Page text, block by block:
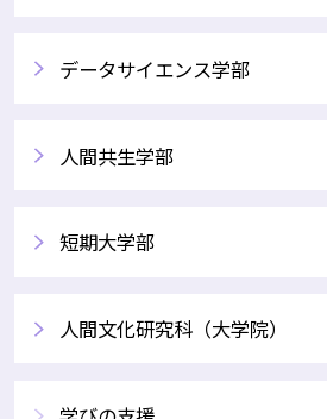
データサイエンス学部
人間共生学部
短期大学部
人間文化研究科（大学院）